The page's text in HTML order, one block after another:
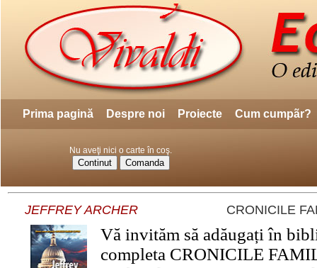
Prima pagină Despre noi Proiecte Cum cumpãr?
Nu aveţi nici o carte în coş.
JEFFREY ARCHER CRONICILE
Vă invităm să adăugați în
completa CRONICILE